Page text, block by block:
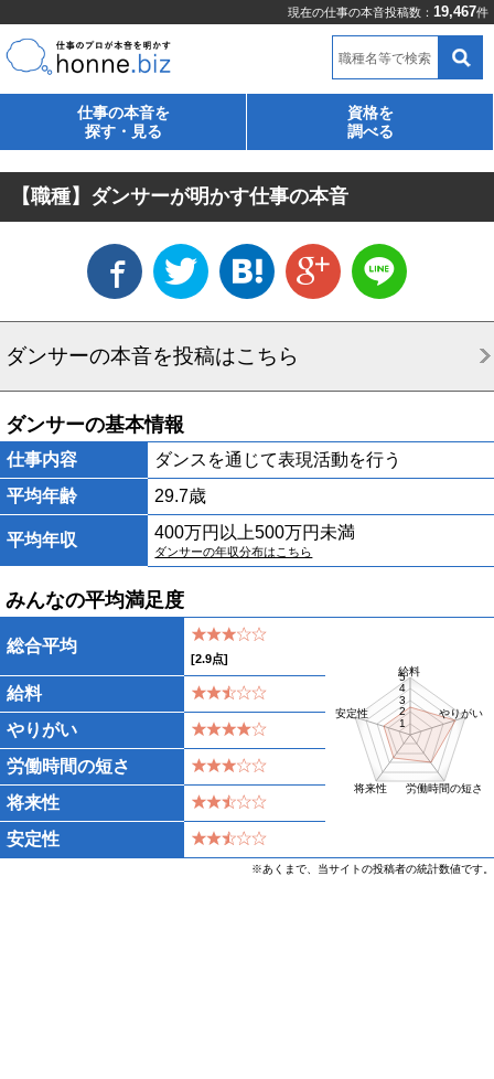
現在の仕事の本音投稿数： 19,467件
職種名等で検索
仕事の本音を
探す・見る
資格を
調べる
【職種】ダンサーが明かす仕事の本音
ダンサーの本音を投稿はこちら
ダンサーの基本情報
仕事内容
ダンスを通じて表現活動を行う
平均年齢
29.7歳
平均年収 400万円以上500万円未満
ダンサーの年収分布はこちら
みんなの平均満足度
総合平均
[2.9点]
1
2
3
4
5
給料
やりがい
労働時間の短さ
将来性
安定性
給料
やりがい
労働時間の短さ
将来性
安定性
※あくまで、当サイトの投稿者の統計数値です。